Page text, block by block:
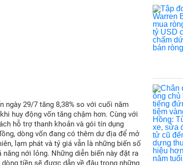
ngày 29/7 tăng 8,38% so với cuối năm
huy động vốn tăng chậm hơn. Cùng với
hỗ trợ thanh khoản và gói tín dụng
dòng vốn đang có thêm dư địa để mở
lạm phát và tỷ giá vẫn là những biến số
năng nới lỏng. Những diễn biến này đặt ra
tiền sẽ được dẫn về đâu trong những